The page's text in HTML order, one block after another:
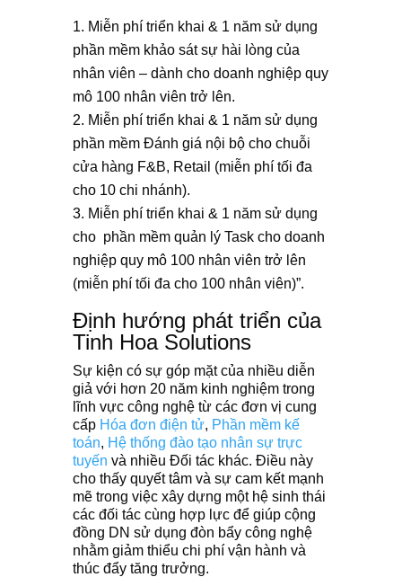
Miễn phí triển khai & 1 năm sử dụng
phần mềm khảo sát sự hài lòng của
nhân viên – dành cho doanh nghiệp quy
mô 100 nhân viên trở lên.
Miễn phí triển khai & 1 năm sử dụng
phần mềm Đánh giá nội bộ cho chuỗi
cửa hàng F&B, Retail (miễn phí tối đa
cho 10 chi nhánh).
Miễn phí triển khai & 1 năm sử dụng
cho phần mềm quản lý Task cho doanh
nghiệp quy mô 100 nhân viên trở lên
(miễn phí tối đa cho 100 nhân viên)”.
Định hướng phát triển của
Tinh Hoa Solutions
Sự kiện có sự góp mặt của nhiều diễn
giả với hơn 20 năm kinh nghiệm trong
lĩnh vực công nghệ từ các đơn vị cung
cấp Hóa đơn điện tử, Phần mềm kế
toán, Hệ thống đào tạo nhân sự trực
tuyến và nhiều Đối tác khác. Điều này
cho thấy quyết tâm và sự cam kết mạnh
mẽ trong việc xây dựng một hệ sinh thái
các đối tác cùng hợp lực để giúp cộng
đồng DN sử dụng đòn bẩy công nghệ
nhằm giảm thiểu chi phí vận hành và
thúc đẩy tăng trưởng.